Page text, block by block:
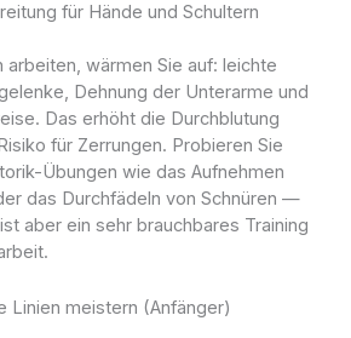
für Hände und Schultern
arbeiten, wärmen Sie auf: leichte
Dehnung der Unterarme und
Das erhöht die Durchblutung
für Zerrungen. Probieren Sie
Übungen wie das Aufnehmen
das Durchfädeln von Schnüren —
aber ein sehr brauchbares Training
Linien meistern (Anfänger)